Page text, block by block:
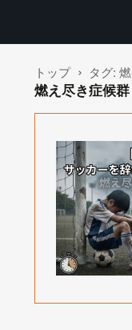
トップ タグ:
燃え尽き症候